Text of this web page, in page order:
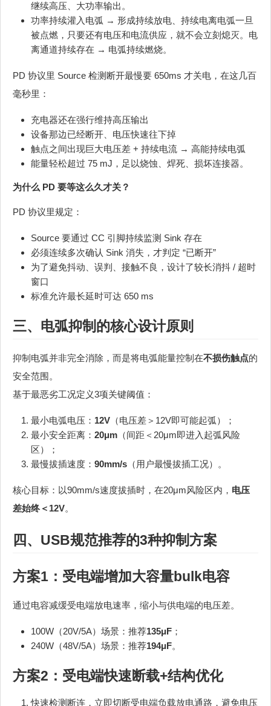
继续高压、大功率输出。
功率持续灌入电弧 → 形成持续放电、持续电离电弧一旦
被点燃，只要还有电压和电流供应，就不会立刻熄灭。电
离通道持续存在 → 电弧持续燃烧。
PD 协议里 Source 检测断开最慢要 650ms 才关电，在这几百
毫秒里：
充电器还在强行维持高压输出
设备那边已经断开、电压快速往下掉
触点之间出现巨大电压差 + 持续电流 → 高能持续电弧
能量轻松超过 75 mJ，足以烧蚀、焊死、损坏连接器。
为什么 PD 要等这么久才关？
PD 协议里规定：
Source 要通过 CC 引脚持续监测 Sink 存在
必须连续多次确认 Sink 消失，才判定 “已断开”
为了避免抖动、误判、接触不良，设计了较长消抖 / 超时
窗口
标准允许最长延时可达 650 ms
三、电弧抑制的核心设计原则
抑制电弧并非完全消除，而是将电弧能量控制在不损伤触点的
安全范围。
基于最恶劣工况定义3项关键阈值：
最小电弧电压： 12V （电压差＞12V即可能起弧）；
最小安全距离： 20μm （间距＜20μm即进入起弧风险
区）；
最慢拔插速度： 90mm/s （用户最慢拔插工况）。
核心目标：以90mm/s速度拔插时，在20μm风险区内， 电压
差始终＜12V。
四、USB规范推荐的3种抑制方案
方案1：受电端增加大容量bulk电容
通过电容减缓受电端放电速率，缩小与供电端的电压差。
100W（20V/5A）场景：推荐135μF ；
240W（48V/5A）场景：推荐194μF。
方案2：受电端快速断载+结构优化
快速检测断连，立即切断受电端负载放电通路，避免电压